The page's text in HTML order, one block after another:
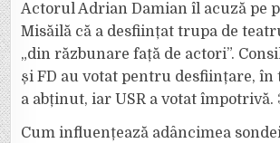
Actorul Adrian Damian îl acuză pe
Misăilă că a desființat trupa de
„din răzbunare față de actori”.
și FD au votat pentru desființare, în
a abținut, iar USR a votat împotrivă.
Cum influențează adâncimea